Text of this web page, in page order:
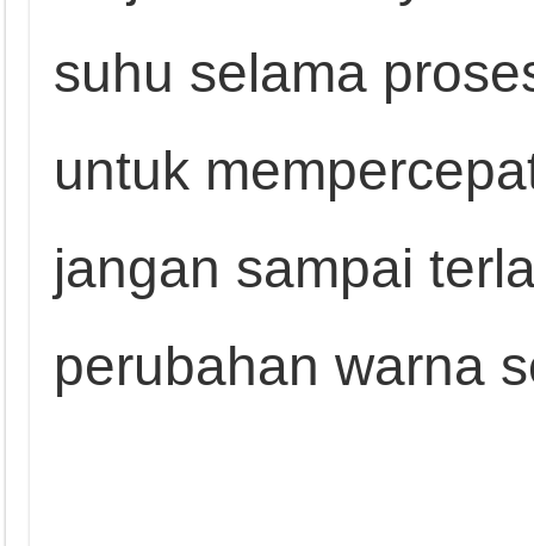
suhu selama
untuk
jangan sampai
perubahan warna